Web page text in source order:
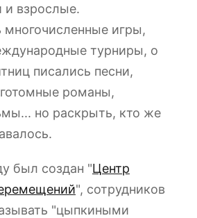
и взрослые.
игры,
турниры, о
писались песни,
романы,
но раскрыть, кто же
был создан "Центр
", сотрудников
"цыпкиными